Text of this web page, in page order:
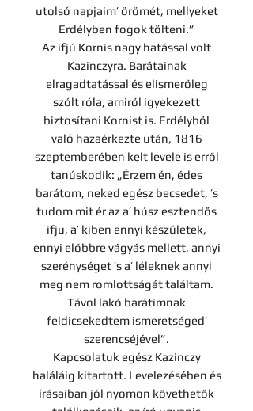
utolsó napjaim’ örömét, mellyeket
Erdélyben fogok tölteni.”
Az ifjú Kornis nagy hatással volt
Kazinczyra. Barátainak
elragadtatással és elismerőleg
szólt róla, amiről igyekezett
biztosítani Kornist is. Erdélyből
való hazaérkezte után, 1816
szeptemberében kelt levele is erről
tanúskodik: „Érzem én, édes
barátom, neked egész becsedet, ’s
tudom mit ér az a’ húsz esztendős
ifju, a’ kiben ennyi készűletek,
ennyi előbbre vágyás mellett, annyi
szerénységet ’s a’ léleknek annyi
meg nem romlottságát találtam.
Távol lakó barátimnak
feldicsekedtem ismeretséged’
szerencséjével”.
Kapcsolatuk egész Kazinczy
haláláig kitartott. Levelezésében és
írásaiban jól nyomon követhetők